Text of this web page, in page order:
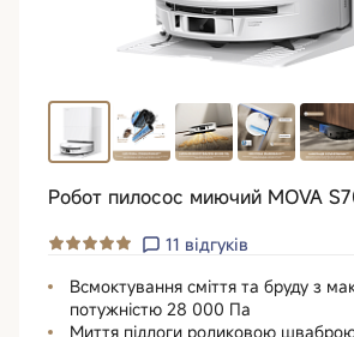
Робот пилосос миючий MOVA
11 відгуків
Всмоктування сміття та бруду з
потужністю 28 000 Па
Миття підлоги роликовою